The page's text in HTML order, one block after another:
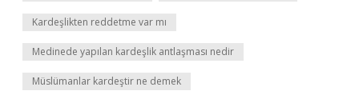
Kardeşlikten reddetme var mı
Medinede yapılan kardeşlik antlaşması nedir
Müslümanlar kardeştir ne demek